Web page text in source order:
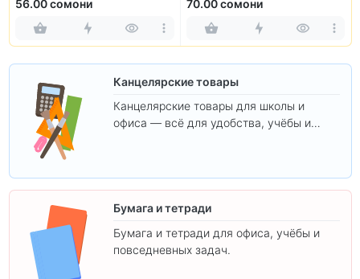
56.00 сомони 70.00 сомони
Канцелярские товары
Канцелярские товары для школы и
офиса — всё для удобства, учёбы и
Бумага и тетради
Бумага и тетради для офиса, учёбы и
повседневных задач.